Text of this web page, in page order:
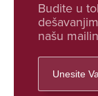
Budite u
našu